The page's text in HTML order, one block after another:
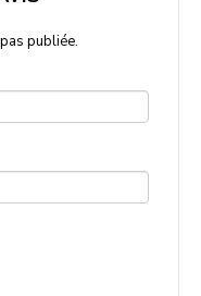
publiée.